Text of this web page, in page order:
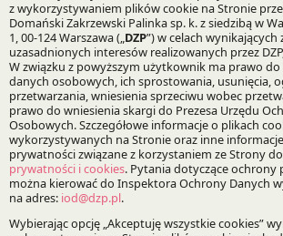
Franczyza
Bądź na bieżąco z DZP